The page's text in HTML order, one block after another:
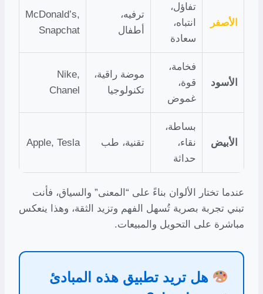
الأصفر
تفاؤل،
انتباه،
سعادة
ترفيه،
أطفال
McDonald’s,
Snapchat
الأسود
فخامة،
قوة،
غموض
موضة راقية،
تكنولوجيا
Nike,
Chanel
الأبيض
بساطة،
نقاء،
حداثة
تقنية، طب Apple, Tesla
عندما تختار الألوان بناءً على “المعنى” والسياق، فأنت
تبني تجربة بصرية تُسهل الفهم وتزيد الثقة، وهذا ينعكس
مباشرة على التحويل والمبيعات.
هل تريد تطبيق هذه المبادئ